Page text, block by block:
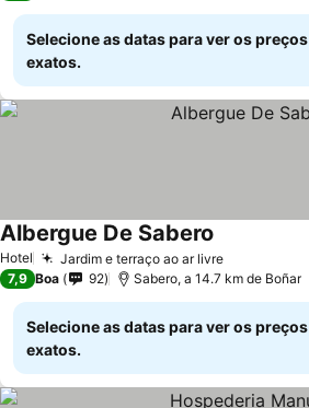
Selecione as datas para ver os preços
exatos.
Hotel Jardim e terraço ao ar livre
Albergue De Sabero
7,9 Boa 92 Sabero, a 14.7 km de Boñar
Selecione as datas para ver os preços
exatos.